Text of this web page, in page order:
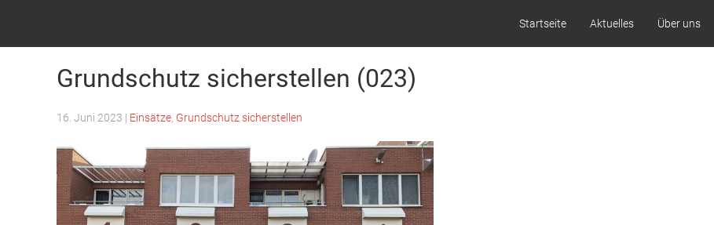
Startseite Aktuelles Über uns
Grundschutz sicherstellen (023)
16. Juni 2023 | Einsätze Grundschutz sicherstellen